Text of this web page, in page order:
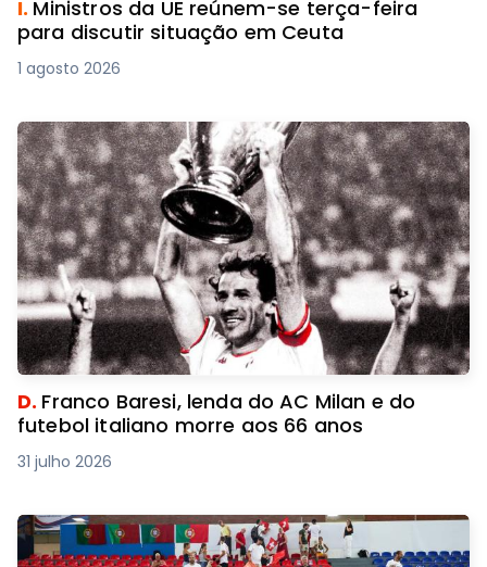
I. Ministros da UE reúnem-se terça-feira
para discutir situação em Ceuta
1 agosto 2026
D. Franco Baresi, lenda do AC Milan e do
futebol italiano morre aos 66 anos
31 julho 2026